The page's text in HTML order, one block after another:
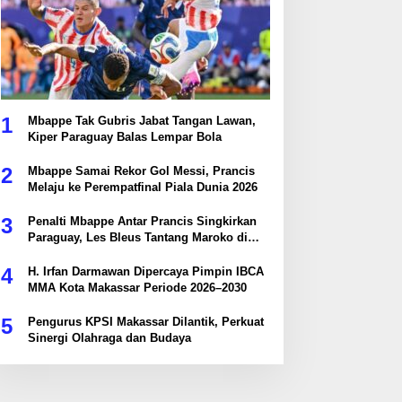
1
Mbappe Tak Gubris Jabat Tangan Lawan,
Kiper Paraguay Balas Lempar Bola
2
Mbappe Samai Rekor Gol Messi, Prancis
Melaju ke Perempatfinal Piala Dunia 2026
3
Penalti Mbappe Antar Prancis Singkirkan
Paraguay, Les Bleus Tantang Maroko di
4
H. Irfan Darmawan Dipercaya Pimpin IBCA
MMA Kota Makassar Periode 2026–2030
5
Pengurus KPSI Makassar Dilantik, Perkuat
Sinergi Olahraga dan Budaya